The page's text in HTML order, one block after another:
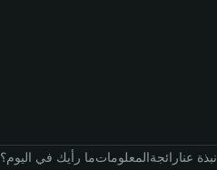
ما رأيك في اليوم؟المعلوماترائجةنبذة عنا